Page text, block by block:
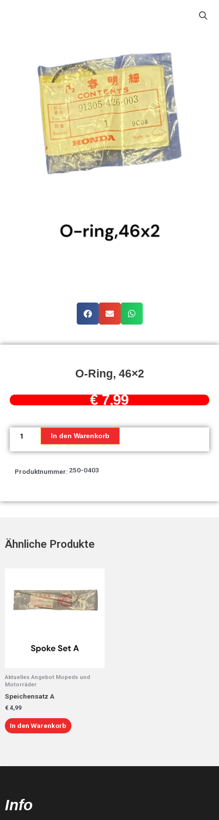
O-Ring, 46×2
€7,99
O-
Ring,
Menge
In den Warenkorb
Produktnummer: 250-0403
Ähnliche Produkte
Aktuelles Angebot Mopeds und
Motorräder
Speichensatz A
€ 4,99
In den Warenkorb
Info